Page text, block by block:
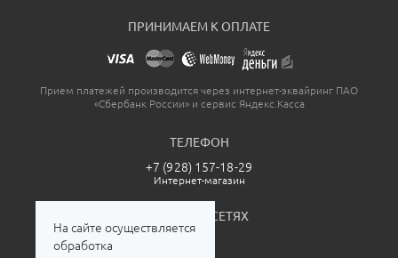
ПРИНИМАЕМ К ОПЛАТЕ
Прием платежей производится через интернет-эквайринг ПАО
«Сбербанк России» и сервис Яндекс.Касса
ТЕЛЕФОН
+7 (928) 157-18-29
Интернет-магазин
МЫ В СОЦСЕТЯХ
На сайте осуществляется
обработка